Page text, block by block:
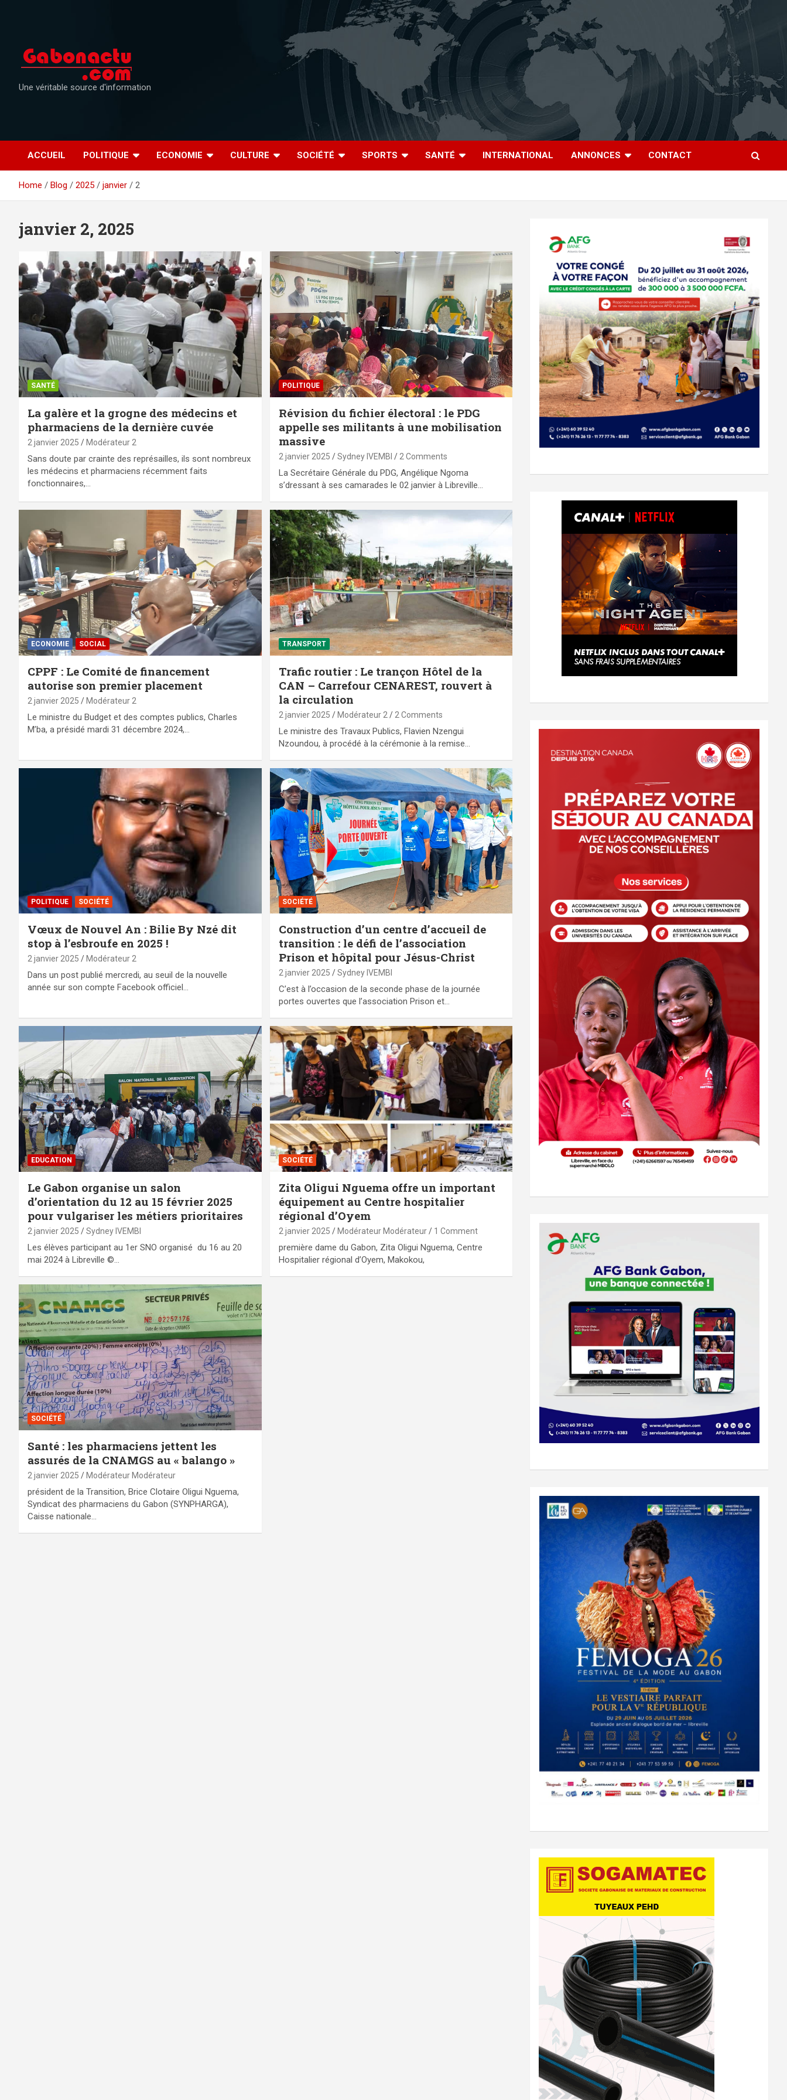
Une véritable source d'information
ACCUEIL POLITIQUE ECONOMIE CULTURE SOCIÉTÉ SPORTS SANTÉ INTERNATIONAL ANNONCES CONTACT
Home Blog 2025 janvier 2
janvier 2, 2025
SANTÉ
La galère et la grogne des médecins et
pharmaciens de la dernière cuvée
2 janvier 2025 Modérateur 2
Sans doute par crainte des représailles, ils sont nombreux
les médecins et pharmaciens récemment faits
fonctionnaires,…
POLITIQUE
Révision du fichier électoral : le PDG
appelle ses militants à une mobilisation
massive
2 janvier 2025 Sydney IVEMBI 2 Comments
La Secrétaire Générale du PDG, Angélique Ngoma
s’dressant à ses camarades le 02 janvier à Libreville…
ECONOMIE SOCIAL
CPPF : Le Comité de financement
autorise son premier placement
2 janvier 2025 Modérateur 2
Le ministre du Budget et des comptes publics, Charles
M’ba, a présidé mardi 31 décembre 2024,…
TRANSPORT
Trafic routier : Le trançon Hôtel de la
CAN – Carrefour CENAREST, rouvert à
la circulation
2 janvier 2025 Modérateur 2 2 Comments
Le ministre des Travaux Publics, Flavien Nzengui
Nzoundou, à procédé à la cérémonie à la remise…
POLITIQUE SOCIÉTÉ
Vœux de Nouvel An : Bilie By Nzé dit
stop à l’esbroufe en 2025 !
2 janvier 2025 Modérateur 2
Dans un post publié mercredi, au seuil de la nouvelle
année sur son compte Facebook officiel…
SOCIÉTÉ
Construction d’un centre d’accueil de
transition : le défi de l’association
Prison et hôpital pour Jésus-Christ
2 janvier 2025 Sydney IVEMBI
C’est à l’occasion de la seconde phase de la journée
portes ouvertes que l’association Prison et…
EDUCATION
Le Gabon organise un salon
d’orientation du 12 au 15 février 2025
pour vulgariser les métiers prioritaires
2 janvier 2025 Sydney IVEMBI
Les élèves participant au 1er SNO organisé du 16 au 20
mai 2024 à Libreville ©…
SOCIÉTÉ
Zita Oligui Nguema offre un important
équipement au Centre hospitalier
régional d’Oyem
2 janvier 2025 Modérateur Modérateur 1 Comment
première dame du Gabon, Zita Oligui Nguema, Centre
Hospitalier régional d’Oyem, Makokou,
SOCIÉTÉ
Santé : les pharmaciens jettent les
assurés de la CNAMGS au « balango »
2 janvier 2025 Modérateur Modérateur
président de la Transition, Brice Clotaire Oligui Nguema,
Syndicat des pharmaciens du Gabon (SYNPHARGA),
Caisse nationale…